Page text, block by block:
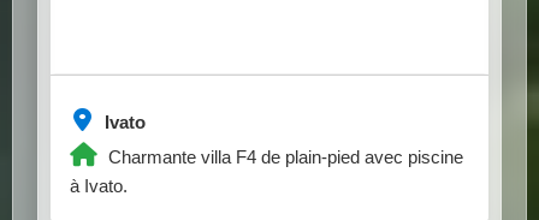
Ivato
Charmante villa F4 de plain-pied avec piscine
à Ivato.